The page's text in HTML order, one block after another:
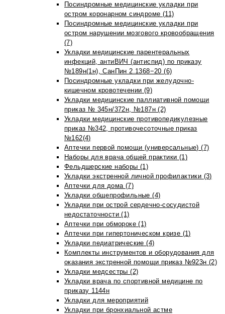
Посиндромные медицинские укладки при
остром коронарном синдроме (11)
Посиндромные медицинские укладки при
остром нарушении мозгового кровообращения
(7)
Укладки медицинские парентеральных
инфекций, антиВИЧ (антиспид) по приказу
№189н(1н), СанПин 2.1368−20 (6)
Посиндромные укладки при желудочно-
кишечном кровотечении (9)
Укладки медицинские паллиативной помощи
приказ № 345н/372н, №187н (2)
Укладки медицинские противопедикулезные
приказ №342, противочесоточные приказ
№162(4)
Аптечки первой помощи (универсальные) (7)
Наборы для врача общей практики (1)
Фельдшерские наборы (1)
Укладки экстренной личной профилактики (3)
Аптечки для дома (7)
Укладки общепрофильные (4)
Укладки при острой сердечно-сосудистой
недостаточности (1)
Аптечки при обмороке (1)
Аптечки при гипертоническом кризе (1)
Укладки педиатрические (4)
Комплекты инструментов и оборудования для
оказания экстренной помощи приказ №923н (2)
Укладки медсестры (2)
Укладки врача по спортивной медицине по
приказу 1144н
Укладки для мероприятий
Укладки при бронхиальной астме